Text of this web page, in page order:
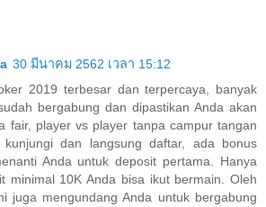
30 มีนาคม 2562 เวลา 15:12
2019 terbesar dan terpercaya, banyak
bergabung dan dipastikan Anda akan
fair, player vs player tanpa campur tangan
kunjungi dan langsung daftar, ada bonus
Anda untuk deposit pertama. Hanya
minimal 10K Anda bisa ikut bermain. Oleh
juga mengundang Anda untuk bergabung